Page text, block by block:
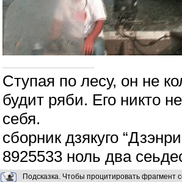
Ступая по лесу, он не
будит ряби. Его никто
себя.
сборник дзякуго
8925533 ноль два
Подсказка. Чтобы процитировать фрагмент